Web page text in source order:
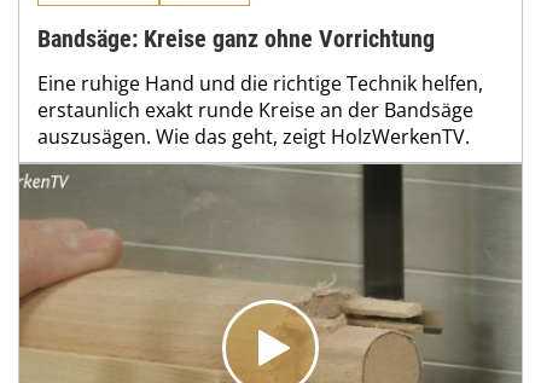
Bandsäge: Kreise ganz ohne Vorrichtung
Eine ruhige Hand und die richtige Technik helfen,
erstaunlich exakt runde Kreise an der Bandsäge
auszusägen. Wie das geht, zeigt HolzWerkenTV.